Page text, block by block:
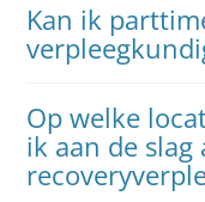
Kan ik
Op welke
ik aan de slag